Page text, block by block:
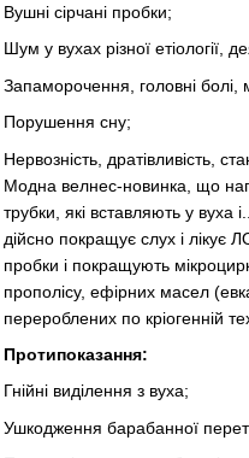
Вушні сірчані пробки;
Шум у вухах різної етіології,
Запаморочення, головні болі,
Порушення сну;
Нервозність, дратівливість,
Модна велнес-новинка, що
трубки, які вставляють у
дійсно покращує слух і лікує
пробки і покращують
прополісу, ефірних масел
перероблених по кріогенній
Протипоказання:
Гнійні виділення з вуха;
Ушкодження барабанної